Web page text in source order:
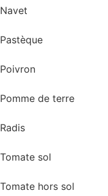
Navet
Pastèque
Poivron
Pomme de terre
Radis
Tomate sol
Tomate hors sol